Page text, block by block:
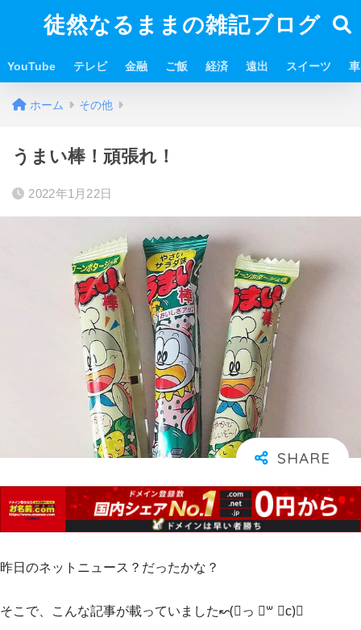
徒然なるままの雑記ブログ
YouTube テレビ 金融 ご飯 経済 遠出 スイーツ 車
ホーム その他
うまい棒！頑張れ！
2022年1月22日
昨日のネットニュース？だったかな？
そこで、こんな記事が載っていました↜(⃔っ ॑꒳ ॑c)⃕